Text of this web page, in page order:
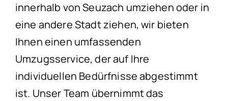
innerhalb von Seuzach umziehen oder in
eine andere Stadt ziehen, wir bieten
Ihnen einen umfassenden
Umzugsservice, der auf Ihre
individuellen Bedürfnisse abgestimmt
ist. Unser Team übernimmt das